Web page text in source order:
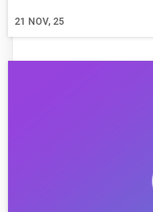
21 NOV, 25